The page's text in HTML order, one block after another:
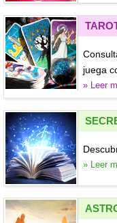
juega
» Leer
» Leer